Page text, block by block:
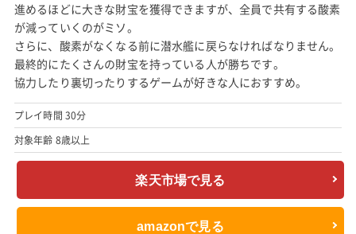
進めるほどに大きな財宝を獲得できますが、全員で共有する酸素
が減っていくのがミソ。
さらに、酸素がなくなる前に潜水艦に戻らなければなりません。
最終的にたくさんの財宝を持っている人が勝ちです。
協力したり裏切ったりするゲームが好きな人におすすめ。
プレイ時間 30分
対象年齢 8歳以上
楽天市場で見る
amazonで見る